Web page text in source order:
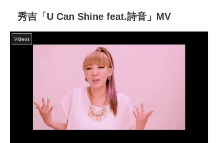
秀吉「U Can Shine feat.詩音」MV
Videos